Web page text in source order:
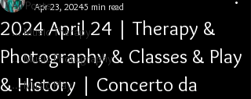
All Posts
... Music Therapy
... Music Photography
... Music Play
2024 April 24 | Therapy &
Photography & Classes & Play
& History | Concerto da
Apr 23, 20245 min read